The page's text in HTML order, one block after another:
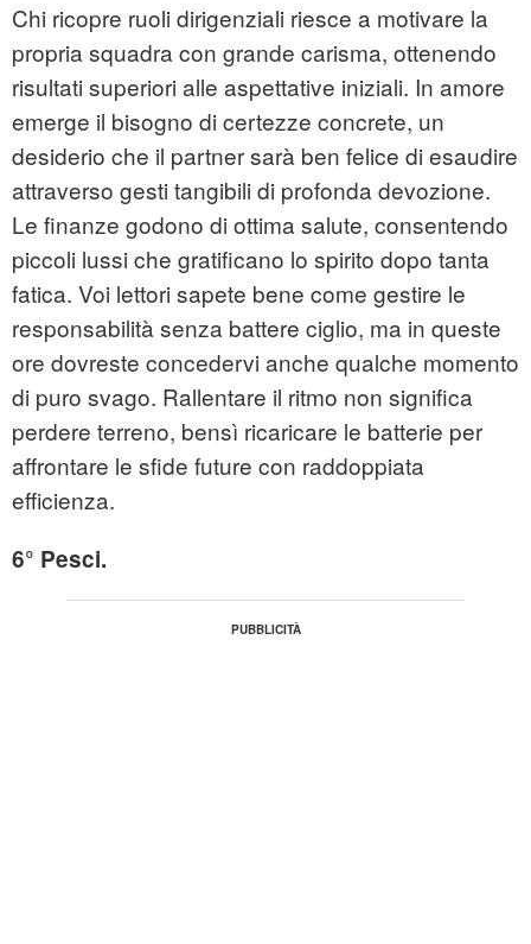
Chi ricopre ruoli dirigenziali riesce a motivare la
propria squadra con grande carisma, ottenendo
risultati superiori alle aspettative iniziali. In amore
emerge il bisogno di certezze concrete, un
desiderio che il partner sarà ben felice di esaudire
attraverso gesti tangibili di profonda devozione.
Le finanze godono di ottima salute, consentendo
piccoli lussi che gratificano lo spirito dopo tanta
fatica. Voi lettori sapete bene come gestire le
responsabilità senza battere ciglio, ma in queste
ore dovreste concedervi anche qualche momento
di puro svago. Rallentare il ritmo non significa
perdere terreno, bensì ricaricare le batterie per
affrontare le sfide future con raddoppiata
efficienza.
6° Pesci.